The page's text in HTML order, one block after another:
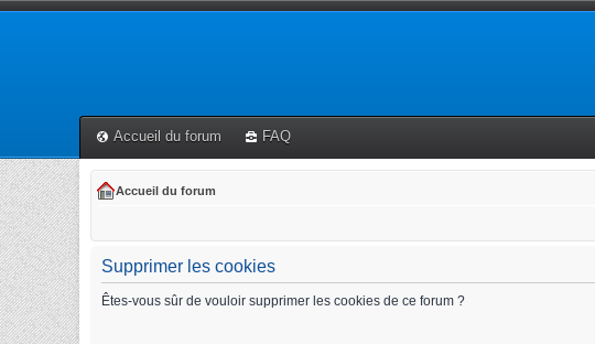
Accueil du forum FAQ
Accueil du forum
Supprimer les cookies
Êtes-vous sûr de vouloir supprimer les cookies de ce forum ?